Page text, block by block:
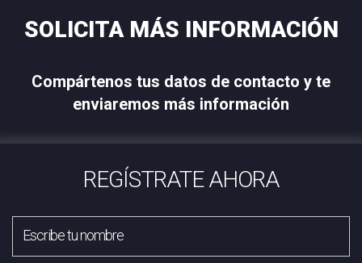
SOLICITA MÁS INFORMACIÓN
Compártenos tus datos de contacto y te
enviaremos más información
REGÍSTRATE AHORA